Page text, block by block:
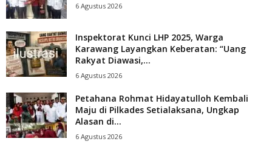
6 Agustus 2026
Inspektorat Kunci LHP 2025, Warga
Karawang Layangkan Keberatan: “Uang
Rakyat Diawasi,...
6 Agustus 2026
Petahana Rohmat Hidayatulloh Kembali
Maju di Pilkades Setialaksana, Ungkap
Alasan di...
6 Agustus 2026